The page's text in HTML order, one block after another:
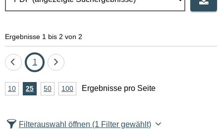
Ergebnisse 1 bis 2 von 2
Eine
zurück
Seite
1
Eine
vor
A
z
10Ergebnisse
25Ergebnisse
50Ergebnisse
100Ergebnisse
Ergebnisse pro Seite
Filterauswahl öffnen (1 Filter gewählt)